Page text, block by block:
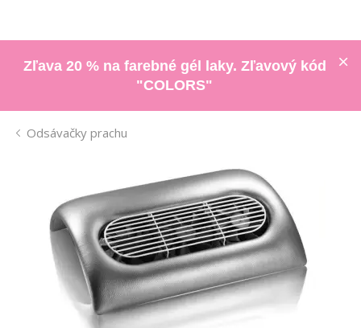
Zľava 20 % na farebné gél laky. Zľavový kód
"COLORS"
Odsávačky prachu